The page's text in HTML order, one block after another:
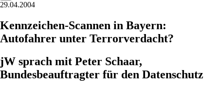
29.04.2004
Kennzeichen-Scannen in Bayern:
Autofahrer unter Terrorverdacht?
jW sprach mit Peter Schaar,
Bundesbeauftragter für den Datenschutz